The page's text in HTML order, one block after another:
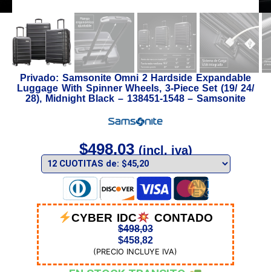
Privado: Samsonite Omni 2 Hardside Expandable
Luggage With Spinner Wheels, 3-Piece Set (19/ 24/
28), Midnight Black – 138451-1548 – Samsonite
$498,03 (incl. iva)
CYBER IDC CONTADO
$498,03
$458,82
(PRECIO INCLUYE IVA)